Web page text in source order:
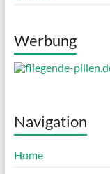
Werbung
Navigation
Home